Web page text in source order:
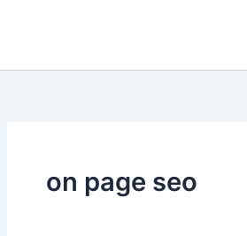
on page seo